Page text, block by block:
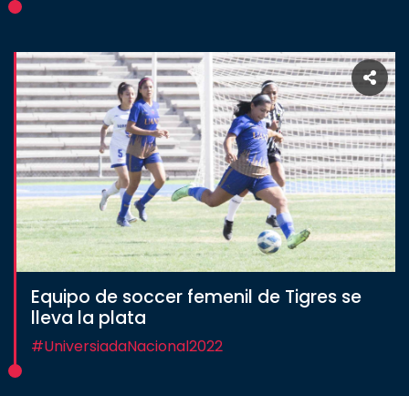
Equipo de soccer femenil de Tigres se
lleva la plata
#UniversiadaNacional2022